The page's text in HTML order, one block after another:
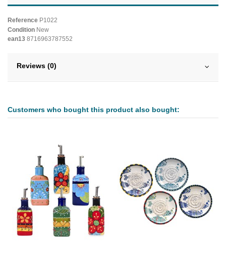
Reference P1022
Condition New
ean13 8716963787552
Reviews (0)
Customers who bought this product also bought: